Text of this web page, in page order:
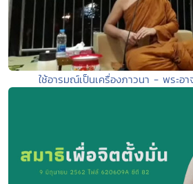
ใช้อารมณ์เป็นเครื่องภาวนา - พระอา